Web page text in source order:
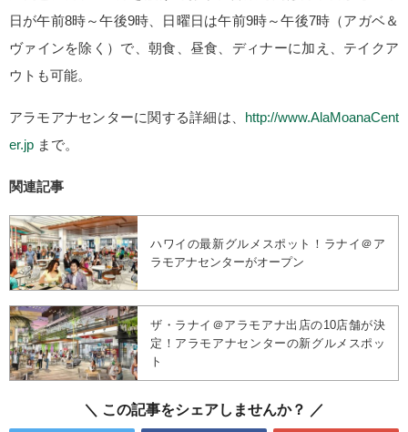
日が午前8時～午後9時、日曜日は午前9時～午後7時（アガベ＆
ヴァインを除く）で、朝食、昼食、ディナーに加え、テイクア
ウトも可能。
アラモアナセンターに関する詳細は、 http://www.AlaMoanaCent
er.jp まで。
関連記事
ハワイの最新グルメスポット！ラナイ＠ア
ラモアナセンターがオープン
ザ・ラナイ＠アラモアナ出店の10店舗が決
定！アラモアナセンターの新グルメスポッ
ト
この記事をシェアしませんか？